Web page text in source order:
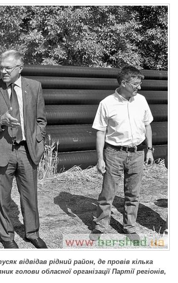
відвідав рідний район, де провів кілька
голови обласної організації Партії регіонів,